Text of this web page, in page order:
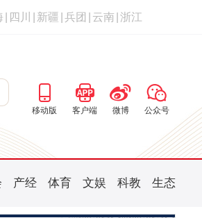
四川 新疆 兵团 云南 浙江
移动版 客户端 微博 公众号
产经 体育 文娱 科教 生态